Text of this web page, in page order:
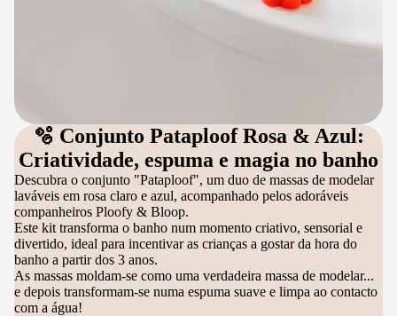
🫧 Conjunto Pataploof Rosa & Azul:
Criatividade, espuma e magia no banho
Descubra o conjunto "Pataploof", um duo de massas de modelar
laváveis em rosa claro e azul, acompanhado pelos adoráveis
companheiros Ploofy & Bloop.
Este kit transforma o banho num momento criativo, sensorial e
divertido, ideal para incentivar as crianças a gostar da hora do
banho a partir dos 3 anos.
As massas moldam-se como uma verdadeira massa de modelar...
e depois transformam-se numa espuma suave e limpa ao contacto
com a água!